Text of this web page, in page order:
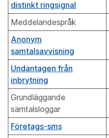
distinkt ringsignal
Meddelandespråk
Anonym
samtalsavvisning
Undantagen från
inbrytning
Grundläggande
samtalsloggar
Företags-sms